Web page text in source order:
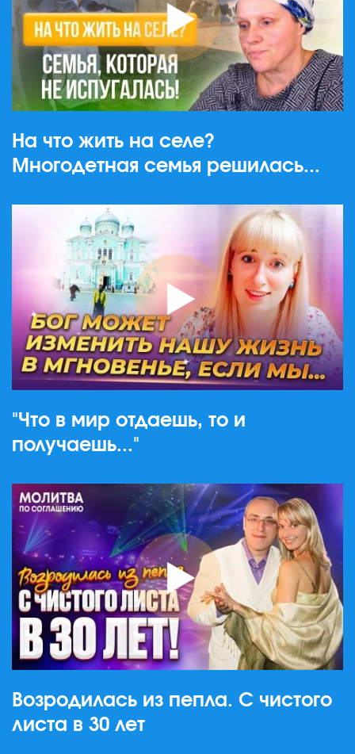
На что жить на селе?
Многодетная семья решилась...
"Что в мир отдаешь, то и
получаешь..."
Возродилась из пепла. С чистого
листа в 30 лет